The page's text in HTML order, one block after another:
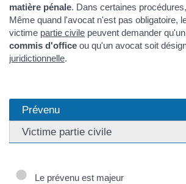
matière pénale. Dans certaines
Même quand l'avocat n'est pas obligatoire,
victime partie civile peuvent demander
commis d'office ou qu'un avocat soit
juridictionnelle.
Prévenu
Victime partie civile
Le prévenu est majeur